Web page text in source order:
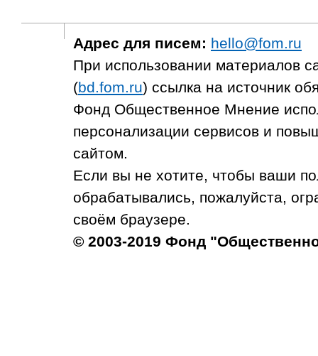
Адрес для писем: hello@fom.ru
При использовании материалов
(bd.fom.ru) ссылка на источник
Фонд Общественное Мнение
персонализации сервисов и
сайтом.
Если вы не хотите, чтобы ваши
обрабатывались, пожалуйста,
своём браузере.
© 2003-2019 Фонд